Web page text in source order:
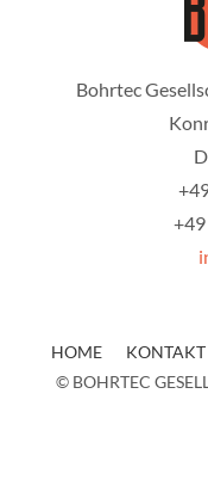
Bohrtec
HOME KONTAKT
© BOHRTEC